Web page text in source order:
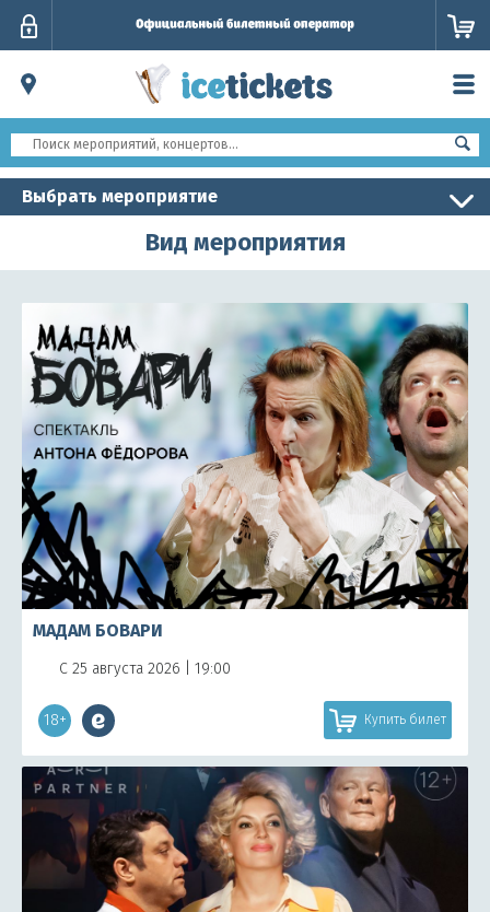
Выбрать мероприятие
Вид мероприятия
МАДАМ БОВАРИ
С 25 августа 2026 | 19:00
18+ Купить билет